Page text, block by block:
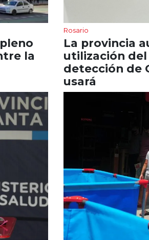
la
Rosario
La provincia
utilización
detección de
usará